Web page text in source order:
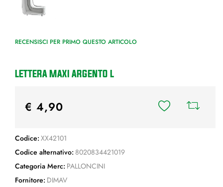
RECENSISCI PER PRIMO QUESTO ARTICOLO
LETTERA MAXI ARGENTO L
€ 4,90
Codice: XX42101
Codice alternativo: 8020834421019
Categoria Merc: PALLONCINI
Fornitore: DIMAV